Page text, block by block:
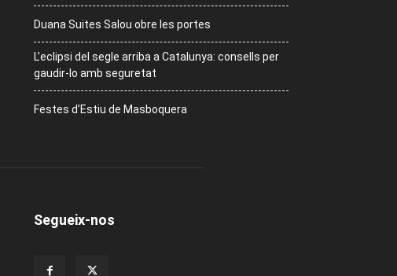
Duana Suites Salou obre les portes
L’eclipsi del segle arriba a Catalunya: consells per
gaudir-lo amb seguretat
Festes d’Estiu de Masboquera
Segueix-nos